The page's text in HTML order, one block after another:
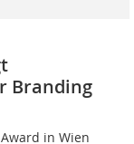
Branding
in Wien